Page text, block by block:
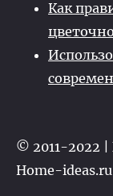
Как
© 2011-2022 |
Home-ideas.ru